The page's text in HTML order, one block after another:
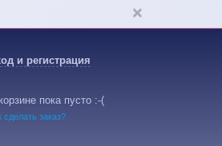
и регистрация
пока пусто :-(
сделать заказ?